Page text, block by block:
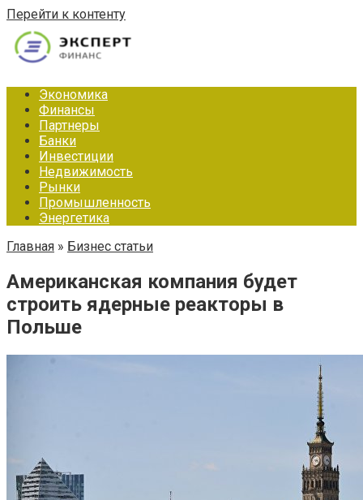
Перейти к контенту
Экономика
Финансы
Партнеры
Банки
Инвестиции
Недвижимость
Рынки
Промышленность
Энергетика
Главная » Бизнес статьи
Американская компания будет
строить ядерные реакторы в
Польше